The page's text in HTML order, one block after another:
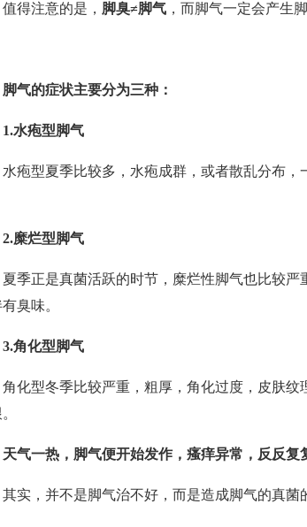
注意的是， 脚臭≠脚气 ，而脚气一定会产生
脚气的症状主要分为三种：
1.水疱型脚气
型夏季比较多，水疱成群，或者散乱分布，
2.糜烂型脚气
正是真菌活跃的时节，糜烂性脚气也比较严
臭味。
3.角化型脚气
型冬季比较严重，粗厚，角化过度，皮肤纹
天气一热，脚气便开始发作，瘙痒异常，反反复
，并不是脚气治不好，而是造成脚气的真菌